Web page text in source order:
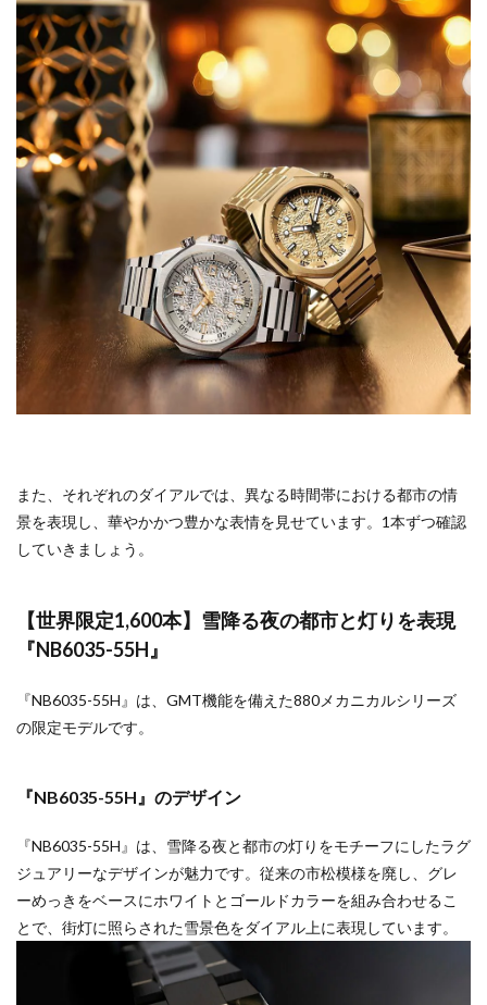
また、それぞれのダイアルでは、異なる時間帯における都市の情
景を表現し、華やかかつ豊かな表情を見せています。1本ずつ確認
していきましょう。
【世界限定1,600本】雪降る夜の都市と灯りを表現
『NB6035-55H』
『NB6035-55H』は、GMT機能を備えた880メカニカルシリーズ
の限定モデルです。
『NB6035-55H』のデザイン
『NB6035-55H』は、雪降る夜と都市の灯りをモチーフにしたラグ
ジュアリーなデザインが魅力です。従来の市松模様を廃し、グレ
ーめっきをベースにホワイトとゴールドカラーを組み合わせるこ
とで、街灯に照らされた雪景色をダイアル上に表現しています。